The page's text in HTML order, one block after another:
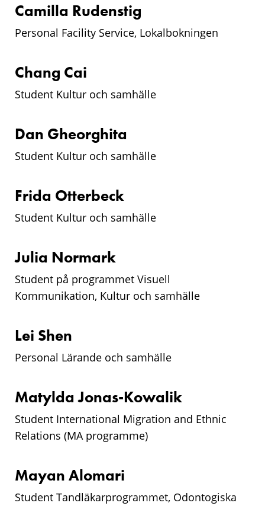
Camilla Rudenstig
Personal Facility Service, Lokalbokningen
Chang Cai
Student Kultur och samhälle
Dan Gheorghita
Student Kultur och samhälle
Frida Otterbeck
Student Kultur och samhälle
Julia Normark
Student på programmet Visuell
Kommunikation, Kultur och samhälle
Lei Shen
Personal Lärande och samhälle
Matylda Jonas-Kowalik
Student International Migration and Ethnic
Relations (MA programme)
Mayan Alomari
Student Tandläkarprogrammet, Odontogiska